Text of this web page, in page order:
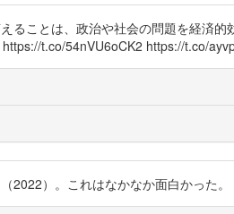
ことは、政治や社会の問題を経済
t.co/54nVU6oCK2 https://t.co/
）。これはなかなか面白かった